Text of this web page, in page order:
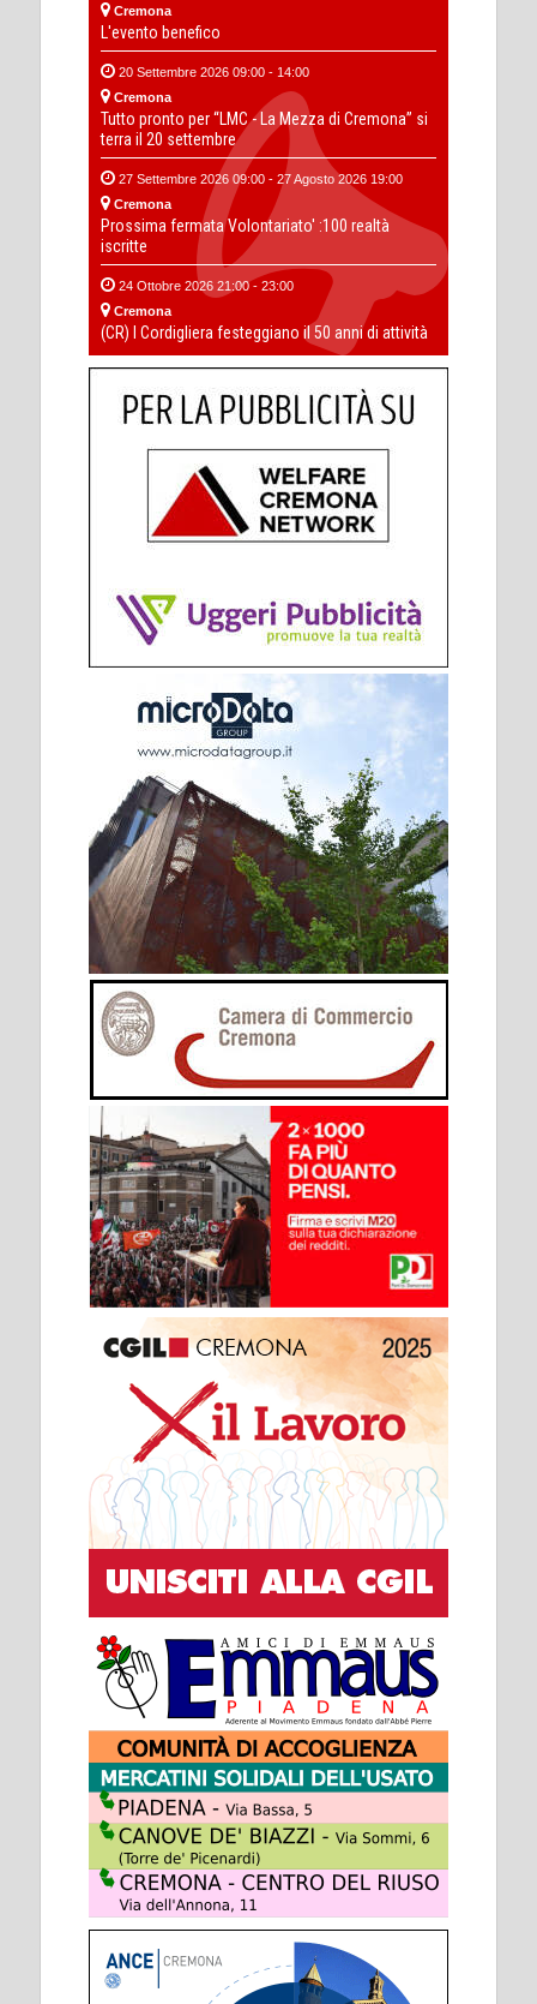
Cremona
L'evento benefico
20 Settembre 2026 09:00 - 14:00
Cremona
Tutto pronto per “LMC - La Mezza di Cremona” si
terra il 20 settembre
27 Settembre 2026 09:00 - 27 Agosto 2026 19:00
Cremona
Prossima fermata Volontariato' :100 realtà
iscritte
24 Ottobre 2026 21:00 - 23:00
Cremona
(CR) I Cordigliera festeggiano il 50 anni di attività